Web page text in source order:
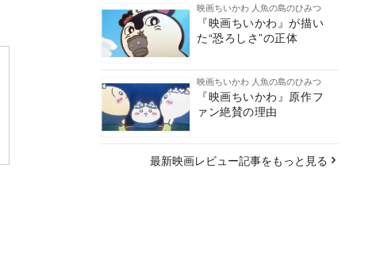
映画ちいかわ 人魚の島のひみつ
『映画ちいかわ』が描い
た“恐ろしさ”の正体
映画ちいかわ 人魚の島のひみつ
『映画ちいかわ』原作フ
ァン絶賛の理由
最新映画レビュー記事をもっと見る